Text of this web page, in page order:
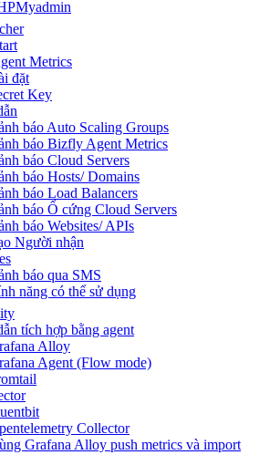
Metrics
đặt
Key
báo Auto Scaling Groups
báo Bizfly Agent Metrics
báo Cloud Servers
báo Hosts/ Domains
báo Load Balancers
báo Ổ cứng Cloud Servers
báo Websites/ APIs
Người nhận
báo qua SMS
năng có thể sử dụng
tích hợp bằng agent
Alloy
Agent (Flow mode)
Collector
Grafana Alloy push metrics và import